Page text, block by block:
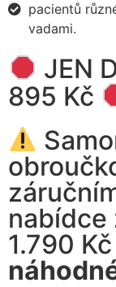
pacientů
vadami.
JEN
895 Kč
nabídce
1.790